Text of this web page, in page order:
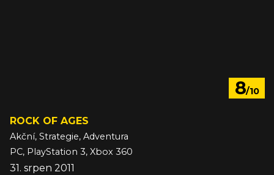
8/10
ROCK OF AGES
Akční, Strategie, Adventura
PC, PlayStation 3, Xbox 360
31. srpen 2011